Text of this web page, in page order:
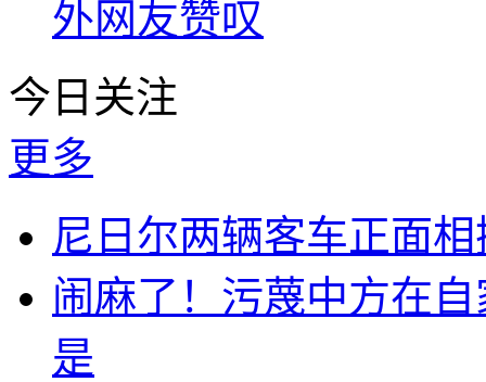
外网友赞叹
今日关注
更多
尼日尔两辆客车正面
闹麻了！污蔑中方在
是